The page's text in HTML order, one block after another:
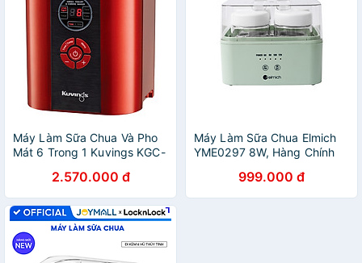
Máy Làm Sữa Chua Và Pho
Mát 6 Trong 1 Kuvings KGC-
Hàng Chính Hãng
2.570.000 đ
Máy Làm Sữa Chua Elmich
YME0297 8W, Hàng Chính
Hũ Thủy Tinh 200ml -
JoyMall
999.000 đ